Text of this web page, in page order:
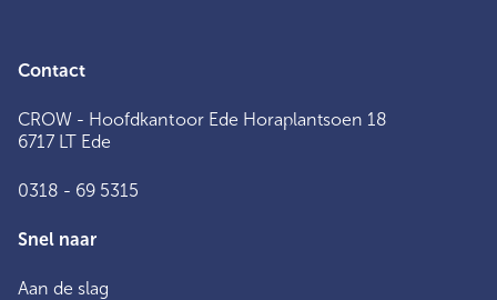
Contact
CROW - Hoofdkantoor Ede Horaplantsoen 18
6717 LT Ede
0318 - 69 5315
Snel naar
Aan de slag